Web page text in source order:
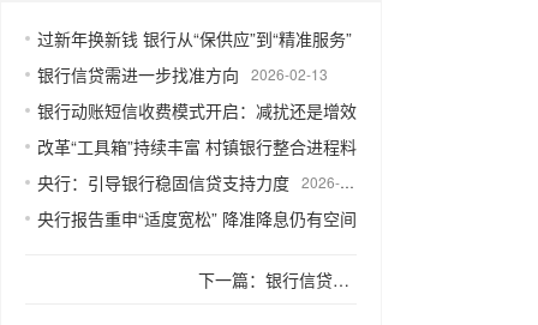
过新年换新钱 银行从“保供应”到“精准服务”
银行信贷需进一步找准方向 2026-02-13
银行动账短信收费模式开启：减扰还是增效
改革“工具箱”持续丰富 村镇银行整合进程料提速
央行：引导银行稳固信贷支持力度 2026-02-11
央行报告重申“适度宽松” 降准降息仍有空间
下一篇： 银行信贷需进一步找准方向